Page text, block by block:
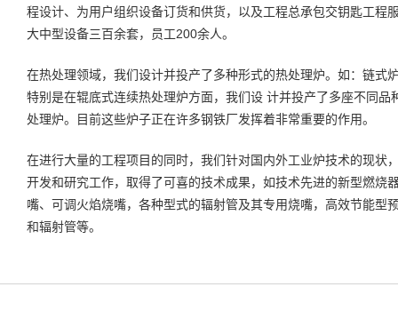
程设计、为用户组织设备订货和供货，以及工程总承包交钥匙工程
大中型设备三百余套，员工200余人。
在热处理领域，我们设计并投产了多种形式的热处理炉。如：链式
特别是在辊底式连续热处理炉方面，我们设 计并投产了多座不同
处理炉。目前这些炉子正在许多钢铁厂发挥着非常重要的作用。
在进行大量的工程项目的同时，我们针对国内外工业炉技术的现状
开发和研究工作，取得了可喜的技术成果，如技术先进的新型燃烧
嘴、可调火焰烧嘴，各种型式的辐射管及其专用烧嘴，高效节能型
和辐射管等。